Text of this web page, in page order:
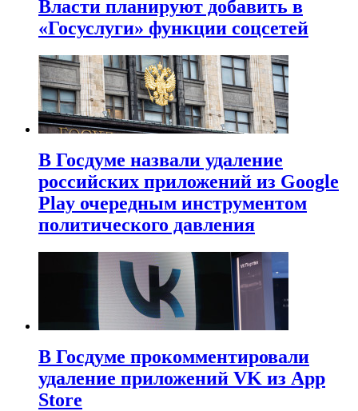
Власти планируют добавить в
«Госуслуги» функции соцсетей
В Госдуме назвали удаление
российских приложений из Google
Play очередным инструментом
политического давления
В Госдуме прокомментировали
удаление приложений VK из App
Store